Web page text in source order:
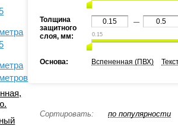
Толщина
защитного
слоя, мм:
—
0.15
Основа: Вспененная (ПВХ)
Сортировать: по популярности